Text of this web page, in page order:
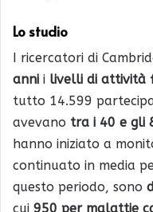
Lo studio
I ricercatori di
anni i livelli di attività
tutto 14.599
avevano tra i 40 e gli
hanno iniziato a
continuato in media
questo periodo, sono
cui 950 per malattie